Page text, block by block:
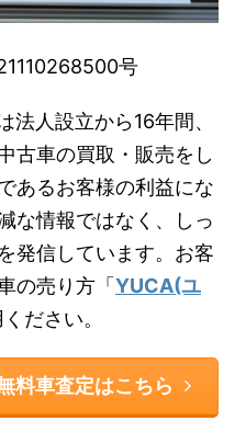
号
人設立から16年間、
古車の買取・販売をし
あるお客様の利益にな
な情報ではなく、しっ
発信しています。お客
の売り方「 YUCA(ユ
ださい。
料車査定はこちら